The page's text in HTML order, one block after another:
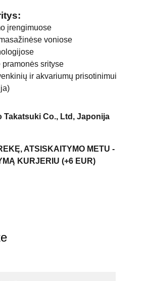
įrengimuose
voniose
pramonės srityse
ir akvariumų prisotinimui
Takatsuki Co., Ltd, Japonija
ATSISKAITYMO METU -
KURJERIU (+6 EUR)